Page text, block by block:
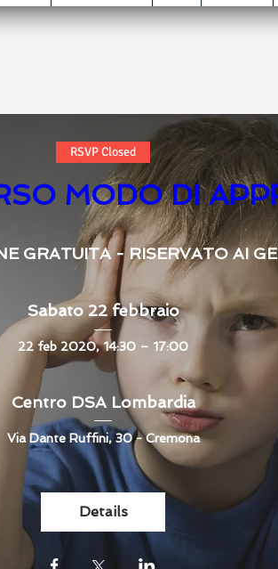
RSVP Closed
MODO DI
GRATUITA - RISERVATO AI
Sabato 22 febbraio
22 feb 2020, 14:30 – 17:00
Centro DSA Lombardia
Via Dante Ruffini, 30 - Cremona
Details